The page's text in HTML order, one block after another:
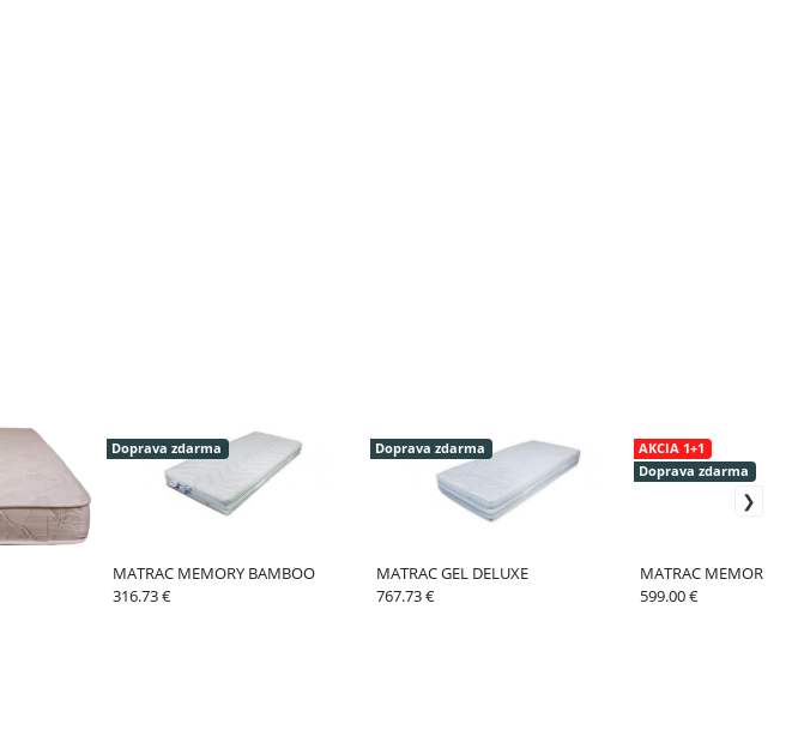
MATRAC MEMORY BAMBOO
Doprava zdarma
316.73 €
MATRAC GEL DELUXE
Doprava zdarma
767.73 €
MATRAC MEMORY
AKCIA 1+1
Doprava zdarma
599.00 €